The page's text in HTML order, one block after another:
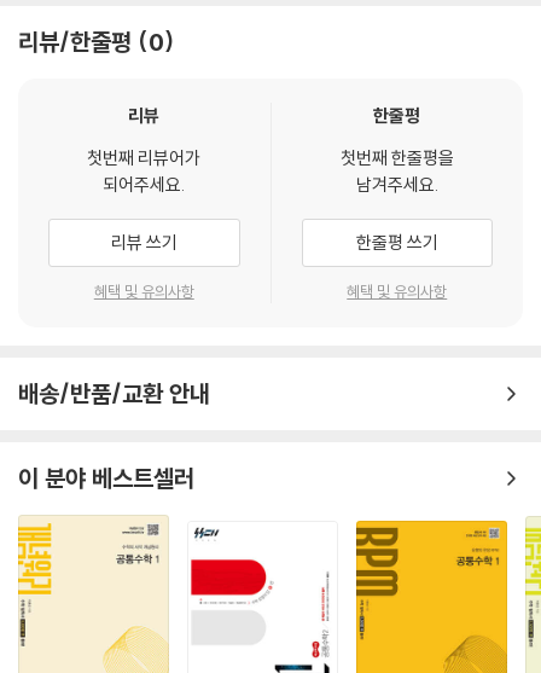
리뷰/한줄평 0
리뷰
첫번째 리뷰어가
되어주세요.
리뷰 쓰기
혜택 및 유의사항
한줄평
첫번째 한줄평을
남겨주세요.
한줄평 쓰기
혜택 및 유의사항
배송/반품/교환 안내
이 분야 베스트셀러